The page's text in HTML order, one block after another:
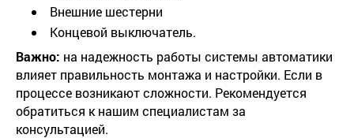
Внешние шестерни
Концевой выключатель.
Важно: на надежность работы системы автоматики
влияет правильность монтажа и настройки. Если в
процессе возникают сложности. Рекомендуется
обратиться к нашим специалистам за
консультацией.